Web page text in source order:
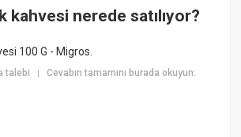
kahvesi nerede satılıyor?
100 G - Migros.
talebi |Cevabın tamamını burada okuyun: